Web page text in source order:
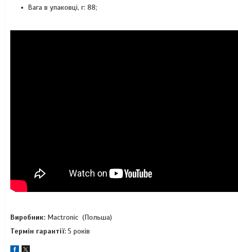
Вага в упаковці, г: 88;
Виробник: Mactronic (Польша)
Термін гарантії: 5 років